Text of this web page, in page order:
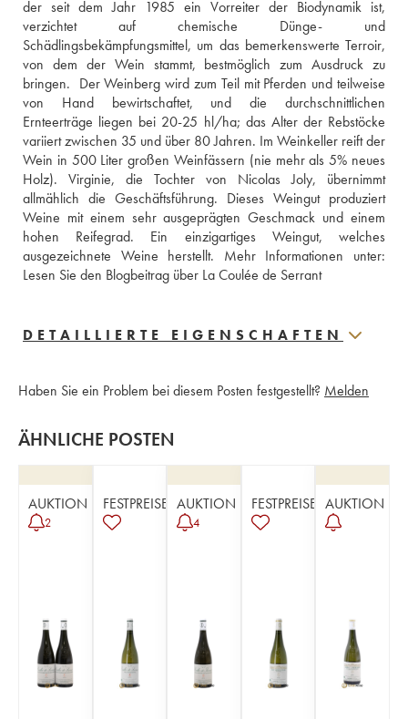
der seit dem Jahr 1985 ein Vorreiter der Biodynamik ist,
verzichtet auf chemische Dünge- und
Schädlingsbekämpfungsmittel, um das bemerkenswerte Terroir,
von dem der Wein stammt, bestmöglich zum Ausdruck zu
bringen.  Der Weinberg wird zum Teil mit Pferden und teilweise
von Hand bewirtschaftet, und die durchschnittlichen
Ernteerträge liegen bei 20-25 hl/ha; das Alter der Rebstöcke
variiert zwischen 35 und über 80 Jahren. Im Weinkeller reift der
Wein in 500 Liter großen Weinfässern (nie mehr als 5% neues
Holz). Virginie, die Tochter von Nicolas Joly, übernimmt
allmählich die Geschäftsführung. Dieses Weingut produziert
Weine mit einem sehr ausgeprägten Geschmack und einem
hohen Reifegrad. Ein einzigartiges Weingut, welches
Lesen Sie den Blogbeitrag über La Coulée de Serrant
DETAILLIERTE EIGENSCHAFTEN
Haben Sie ein Problem bei diesem Posten festgestellt? Melden
ÄHNLICHE POSTEN
AUKTION
2
FESTPREISE AUKTION
4
FESTPREISE AUKTION